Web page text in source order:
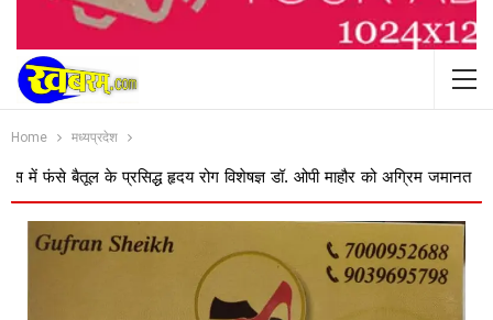
Home मध्यप्रदेश
प्रसिद्ध हृदय रोग विशेषज्ञ डॉ. ओपी माहौर को अग्रिम जमानत बस